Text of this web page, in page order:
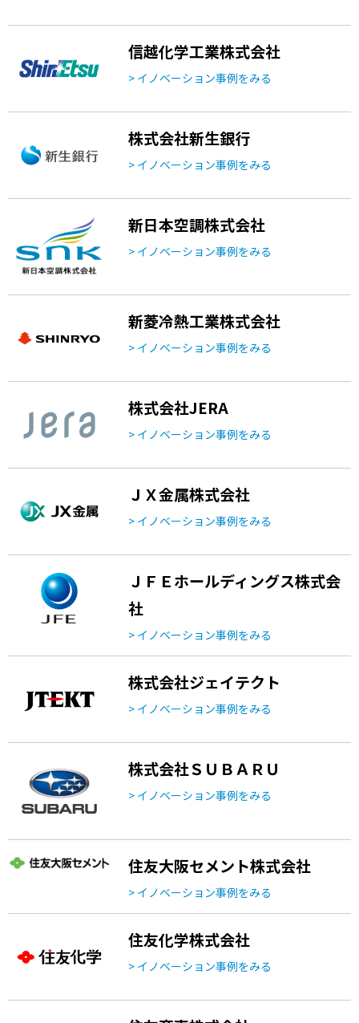
信越化学工業株式会社
> イノベーション事例をみる
株式会社新生銀行
> イノベーション事例をみる
新日本空調株式会社
> イノベーション事例をみる
新菱冷熱工業株式会社
> イノベーション事例をみる
株式会社JERA
> イノベーション事例をみる
ＪＸ金属株式会社
> イノベーション事例をみる
ＪＦＥホールディングス株式会
社
> イノベーション事例をみる
株式会社ジェイテクト
> イノベーション事例をみる
株式会社ＳＵＢＡＲＵ
> イノベーション事例をみる
住友大阪セメント株式会社
> イノベーション事例をみる
住友化学株式会社
> イノベーション事例をみる